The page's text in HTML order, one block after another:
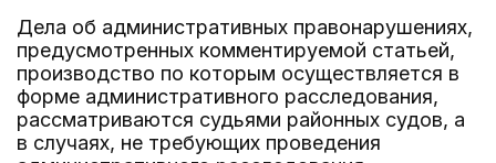
Дела об административных правонарушениях,
предусмотренных комментируемой статьей,
производство по которым осуществляется в
форме административного расследования,
рассматриваются судьями районных судов, а
в случаях, не требующих проведения